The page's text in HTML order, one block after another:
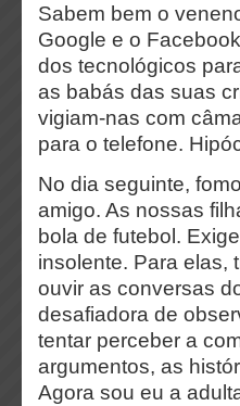
Sabem bem o
Google e o
dos tecnológicos
as babás das suas
vigiam-nas com
para o telefone.
No dia seguinte,
amigo. As nossas
bola de futebol.
insolente. Para elas,
ouvir as conversas
desafiadora de
tentar perceber a
argumentos, as
Agora sou eu a